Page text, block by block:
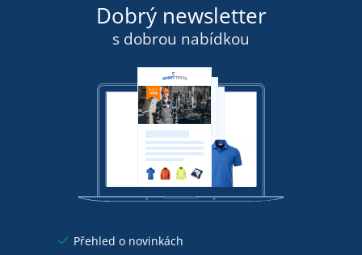
Dobrý newsletter
s dobrou nabídkou
Přehled o novinkách